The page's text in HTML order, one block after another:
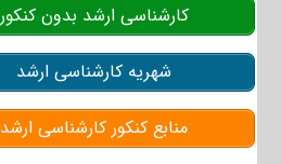
کارشناسی ارشد بدون کنکور
شهریه کارشناسی ارشد
منابع کنکور کارشناسی ارشد